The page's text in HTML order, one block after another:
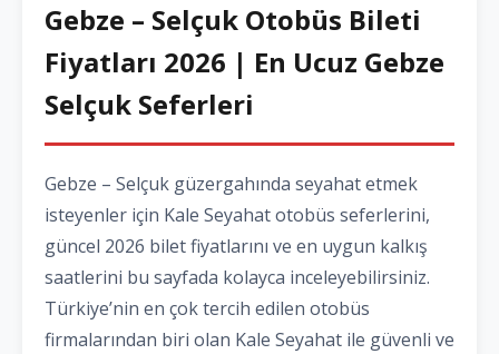
Gebze – Selçuk Otobüs Bileti
Fiyatları 2026 | En Ucuz Gebze
Selçuk Seferleri
Gebze – Selçuk güzergahında seyahat etmek
isteyenler için Kale Seyahat otobüs seferlerini,
güncel 2026 bilet fiyatlarını ve en uygun kalkış
saatlerini bu sayfada kolayca inceleyebilirsiniz.
Türkiye’nin en çok tercih edilen otobüs
firmalarından biri olan Kale Seyahat ile güvenli ve